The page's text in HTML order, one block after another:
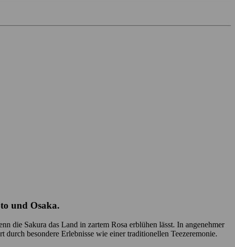
und Osaka.
die Sakura das Land in zartem Rosa erblühen lässt. In angenehmer
besondere Erlebnisse wie einer traditionellen Teezeremonie.